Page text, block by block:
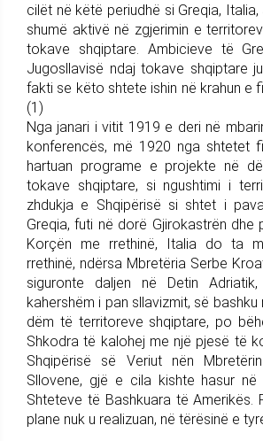
cilët në këtë periudhë si Greqia,
shumë aktivë në zgjerimin e
tokave shqiptare. Ambicieve të
Jugosllavisë ndaj tokave shqiptare
fakti se këto shtete ishin në krahun e
(1)
Nga janari i vitit 1919 e deri në
konferencës, më 1920 nga shtetet
hartuan programe e projekte në
tokave shqiptare, si ngushtimi i
zhdukja e Shqipërisë si shtet i
Greqia, futi në dorë Gjirokastrën dhe
Korçën me rrethinë, Italia do ta
rrethinë, ndërsa Mbretëria Serbe
siguronte daljen në Detin
kahershëm i pan sllavizmit, së
dëm të territoreve shqiptare, po
Shkodra të kalohej me një pjesë të
Shqipërisë së Veriut nën
Sllovene, gjë e cila kishte hasur në
Shteteve të Bashkuara të Amerikës.
plane nuk u realizuan, në tërësinë e